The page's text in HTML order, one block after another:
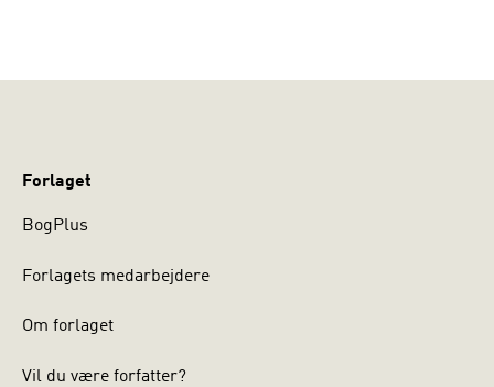
Forlaget
BogPlus
Forlagets medarbejdere
Om forlaget
Vil du være forfatter?